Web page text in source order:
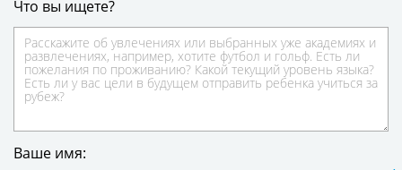
Что вы ищете?
Ваше имя: